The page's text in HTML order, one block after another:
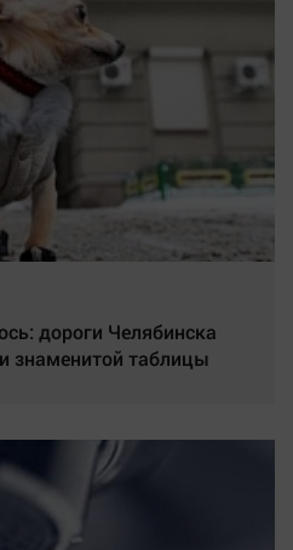
дороги Челябинска
знаменитой таблицы